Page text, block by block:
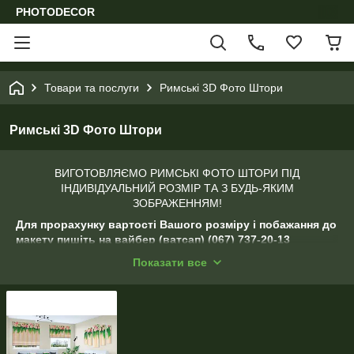
PHOTODECOR
Товари та послуги Римські 3D Фото Штори
Римські 3D Фото Штори
ВИГОТОВЛЯЄМО РИМСЬКІ ФОТО ШТОРИ ПІД
ІНДИВІДУАЛЬНИЙ РОЗМІР ТА З БУДЬ-ЯКИМ
ЗОБРАЖЕННЯМ!
Для прорахунку вартості Вашого розміру і побажання до
макету пишіть на вайбер (ватсап) (067) 737-20-13
До штор можна замовляти наволочки
зображенням.
Ми виготовляємо фото штори, тюль, покривала, наволочки
(подушки), шторки для ванної з 7 видів тканини: габардин,
Показати все